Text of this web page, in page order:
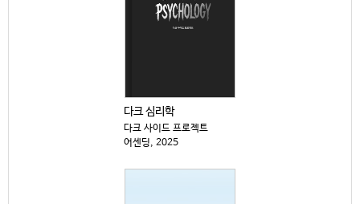
다크 심리학
다크 사이드 프로젝트
어센딩, 2025